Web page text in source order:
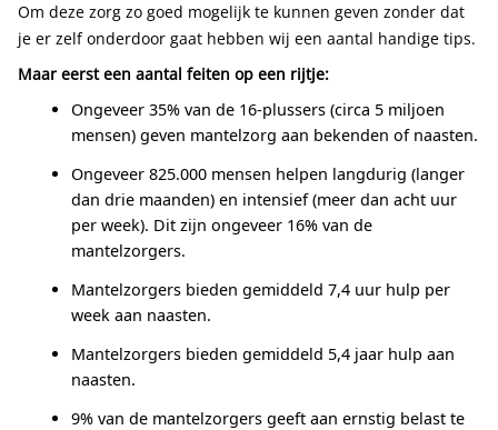
Om deze zorg zo goed mogelijk te kunnen geven zonder dat
je er zelf onderdoor gaat hebben wij een aantal handige tips.
Maar eerst een aantal feiten op een rijtje:
Ongeveer 35% van de 16-plussers (circa 5 miljoen
mensen) geven mantelzorg aan bekenden of naasten.
Ongeveer 825.000 mensen helpen langdurig (langer
dan drie maanden) en intensief (meer dan acht uur
per week). Dit zijn ongeveer 16% van de
mantelzorgers.
Mantelzorgers bieden gemiddeld 7,4 uur hulp per
week aan naasten.
Mantelzorgers bieden gemiddeld 5,4 jaar hulp aan
naasten.
9% van de mantelzorgers geeft aan ernstig belast te